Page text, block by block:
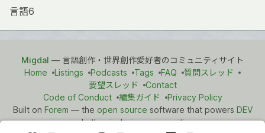
言語6
Migdal — 言語創作・世界創作愛好者のコミュニティサイト
Home
Listings Podcasts Tags FAQ
質問スレッド
要望スレッド
Contact
Code of Conduct
編集ガイド
Privacy Policy
Built on Forem — the open source software that powers DEV
and other inclusive communities.